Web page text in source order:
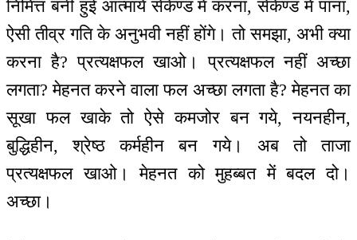
निमित्त बनी हुई आत्मायें सेकेण्ड में करना, सेकेण्ड में पाना,
ऐसी तीव्र गति के अनुभवी नहीं होंगे। तो समझा, अभी क्या
करना है? प्रत्यक्षफल खाओ। प्रत्यक्षफल नहीं अच्छा
लगता? मेहनत करने वाला फल अच्छा लगता है? मेहनत का
सूखा फल खाके तो ऐसे कमजोर बन गये, नयनहीन,
बुद्धिहीन, श्रेष्ठ कर्महीन बन गये। अब तो ताजा
प्रत्यक्षफल खाओ। मेहनत को मुहब्बत में बदल दो।
अच्छा।